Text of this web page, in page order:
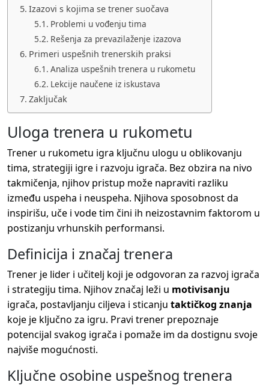
Izazovi s kojima se trener suočava
Problemi u vođenju tima
Rešenja za prevazilaženje izazova
Primeri uspešnih trenerskih praksi
Analiza uspešnih trenera u rukometu
Lekcije naučene iz iskustava
Zaključak
Uloga trenera u rukometu
Trener u rukometu igra ključnu ulogu u oblikovanju
tima, strategiji igre i razvoju igrača. Bez obzira na nivo
takmičenja, njihov pristup može napraviti razliku
između uspeha i neuspeha. Njihova sposobnost da
inspirišu, uče i vode tim čini ih neizostavnim faktorom u
postizanju vrhunskih performansi.
Definicija i značaj trenera
Trener je lider i učitelj koji je odgovoran za razvoj igrača
i strategiju tima. Njihov značaj leži u motivisanju
igrača, postavljanju ciljeva i sticanju taktičkog znanja
koje je ključno za igru. Pravi trener prepoznaje
potencijal svakog igrača i pomaže im da dostignu svoje
najviše mogućnosti.
Ključne osobine uspešnog trenera